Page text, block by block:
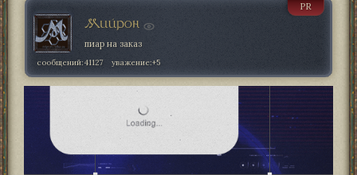
Мийрон
PR
пиар на заказ
сообщений:41127 уважение:+5